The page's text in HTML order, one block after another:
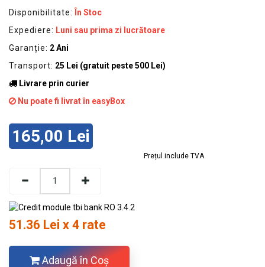
Disponibilitate:
În Stoc
Expediere: Luni sau prima zi lucrătoare
Garanție: 2 Ani
Transport: 25 Lei (gratuit peste 500 Lei)
Livrare prin curier
Nu poate fi livrat în easyBox
165,00 Lei
Prețul include TVA
51.36 Lei x 4 rate
Adaugă în Coş